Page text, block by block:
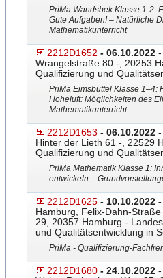
PriMa Wandsbek Klasse 1-2:
Gute Aufgaben! – Natürliche
Mathematikunterricht
2212D1652 - 06.10.2022 -
Wrangelstraße 80 -, 20253
Qualifizierung und
PriMa Eimsbüttel Klasse 1–4:
Hoheluft: Möglichkeiten des
Mathematikunterricht
2212D1653 - 06.10.2022 -
Hinter der Lieth 61 -, 22529
Qualifizierung und
PriMa Mathematik Klasse 1:
entwickeln –
2212D1625 - 10.10.2022
Hamburg, Felix-Dahn-
29, 20357 Hamburg -
und Qualitätsentwicklung in
PriMa - Qualifizierung-
2212D1680 - 24.10.2022 -